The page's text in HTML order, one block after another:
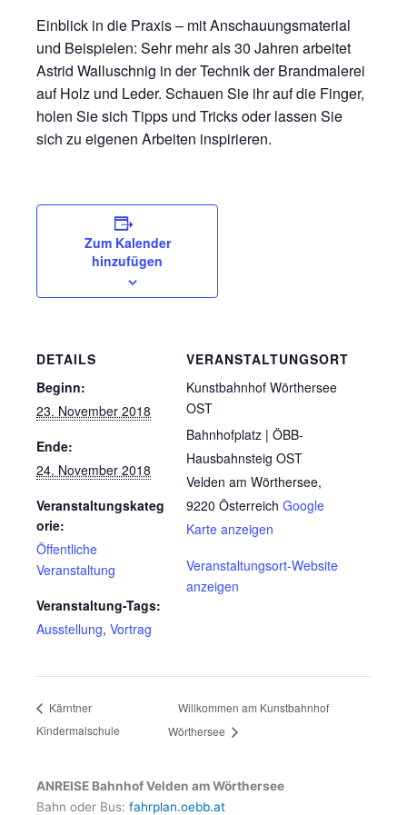
Einblick in die Praxis – mit Anschauungsmaterial
und Beispielen: Sehr mehr als 30 Jahren arbeitet
Astrid Walluschnig in der Technik der Brandmalerei
auf Holz und Leder. Schauen Sie ihr auf die Finger,
holen Sie sich Tipps und Tricks oder lassen Sie
sich zu eigenen Arbeiten inspirieren.
Zum Kalender
hinzufügen
DETAILS
Beginn:
23. November 2018
Ende:
24. November 2018
Veranstaltungskateg
orie:
Öffentliche
Veranstaltung
Veranstaltung-Tags:
Ausstellung, Vortrag
VERANSTALTUNGSORT
Kunstbahnhof Wörthersee
OST
Bahnhofplatz | ÖBB-
Hausbahnsteig OST
Velden am Wörthersee,
9220 Österreich Google
Karte anzeigen
Veranstaltungsort-Website
anzeigen
Kärntner
Kindermalschule
Willkommen am Kunstbahnhof
Wörthersee
ANREISE Bahnhof Velden am Wörthersee
Bahn oder Bus: fahrplan.oebb.at